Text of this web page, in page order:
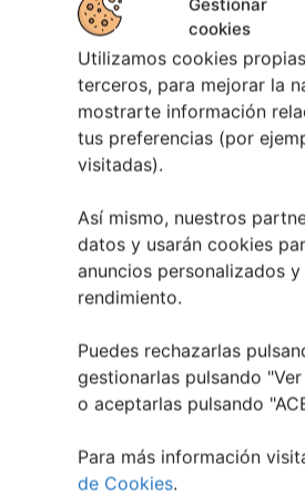
Gestionar
cookies
Utilizamos cookies
terceros, para mejorar la
mostrarte información
tus preferencias (por
visitadas).
Así mismo, nuestros
datos y usarán cookies
anuncios personalizados
rendimiento.
Puedes rechazarlas
gestionarlas pulsando "
o aceptarlas pulsando
Para más información
de Cookies.
Eclipse Solar 2026 en Vigo:
Astronómico
4 agosto, 2026